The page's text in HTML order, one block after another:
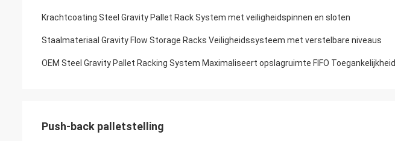
Krachtcoating Steel Gravity Pallet Rack System met veiligheidspinnen en sloten
Staalmateriaal Gravity Flow Storage Racks Veiligheidssysteem met verstelbare niveaus
OEM Steel Gravity Pallet Racking System Maximaliseert opslagruimte FIFO Toegankelijkheid
Push-back palletstelling